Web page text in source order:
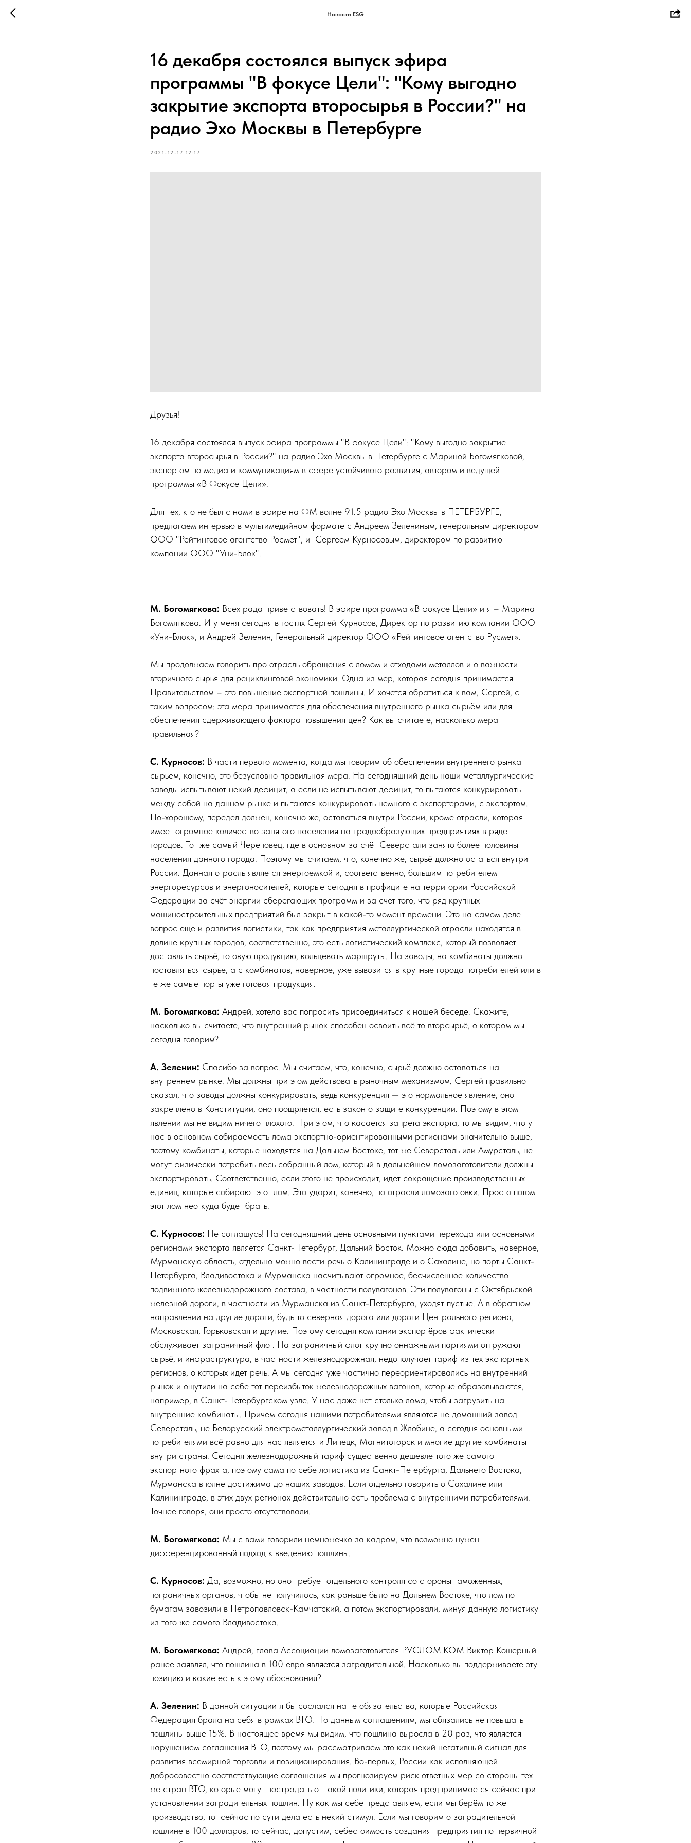
Новости ESG
16 декабря состоялся выпуск эфира
программы "В фокусе Цели": "Кому выгодно
закрытие экспорта второсырья в России?" на
радио Эхо Москвы в Петербурге
2021-12-17 12:17
Друзья!
16 декабря состоялся выпуск эфира программы "В фокусе Цели": "Кому выгодно закрытие
экспорта второсырья в России?" на радио Эхо Москвы в Петербурге с Мариной Богомягковой,
экспертом по медиа и коммуникациям в сфере устойчивого развития, автором и ведущей
программы «В Фокусе Цели».
Для тех, кто не был с нами в эфире на ФМ волне 91.5 радио Эхо Москвы в ПЕТЕРБУРГЕ,
предлагаем интервью в мультимедийном формате с Андреем Зелениным, генеральным директором
ООО "Рейтинговое агентство Росмет", и Сергеем Курносовым, директором по развитию
компании ООО "Уни-Блок".
М. Богомягкова: Всех рада приветствовать! В эфире программа «В фокусе Цели» и я – Марина
Богомягкова. И у меня сегодня в гостях Сергей Курносов, Директор по развитию компании ООО
«Уни-Блок», и Андрей Зеленин, Генеральный директор ООО «Рейтинговое агентство Русмет».
Мы продолжаем говорить про отрасль обращения с ломом и отходами металлов и о важности
вторичного сырья для рециклинговой экономики. Одна из мер, которая сегодня принимается
Правительством – это повышение экспортной пошлины. И хочется обратиться к вам, Сергей, с
таким вопросом: эта мера принимается для обеспечения внутреннего рынка сырьём или для
обеспечения сдерживающего фактора повышения цен? Как вы считаете, насколько мера
правильная?
С. Курносов: В части первого момента, когда мы говорим об обеспечении внутреннего рынка
сырьем, конечно, это безусловно правильная мера. На сегодняшний день наши металлургические
заводы испытывают некий дефицит, а если не испытывают дефицит, то пытаются конкурировать
между собой на данном рынке и пытаются конкурировать немного с экспортерами, с экспортом.
По-хорошему, передел должен, конечно же, оставаться внутри России, кроме отрасли, которая
имеет огромное количество занятого населения на градообразующих предприятиях в ряде
городов. Тот же самый Череповец, где в основном за счёт Северстали занято более половины
населения данного города. Поэтому мы считаем, что, конечно же, сырьё должно остаться внутри
России. Данная отрасль является энергоемкой и, соответственно, большим потребителем
энергоресурсов и энергоносителей, которые сегодня в профиците на территории Российской
Федерации за счёт энергии сберегающих программ и за счёт того, что ряд крупных
машиностроительных предприятий был закрыт в какой-то момент времени. Это на самом деле
вопрос ещё и развития логистики, так как предприятия металлургической отрасли находятся в
долине крупных городов, соответственно, это есть логистический комплекс, который позволяет
доставлять сырьё, готовую продукцию, кольцевать маршруты. На заводы, на комбинаты должно
поставляться сырье, а с комбинатов, наверное, уже вывозится в крупные города потребителей или в
те же самые порты уже готовая продукция.
М. Богомягкова: Андрей, хотела вас попросить присоединиться к нашей беседе. Скажите,
насколько вы считаете, что внутренний рынок способен освоить всё то вторсырьё, о котором мы
сегодня говорим?
А. Зеленин: Спасибо за вопрос. Мы считаем, что, конечно, сырьё должно оставаться на
внутреннем рынке. Мы должны при этом действовать рыночным механизмом. Сергей правильно
сказал, что заводы должны конкурировать, ведь конкуренция — это нормальное явление, оно
закреплено в Конституции, оно поощряется, есть закон о защите конкуренции. Поэтому в этом
явлении мы не видим ничего плохого. При этом, что касается запрета экспорта, то мы видим, что у
нас в основном собираемость лома экспортно-ориентированными регионами значительно выше,
поэтому комбинаты, которые находятся на Дальнем Востоке, тот же Северсталь или Амурсталь, не
могут физически потребить весь собранный лом, который в дальнейшем ломозаготовители должны
экспортировать. Соответственно, если этого не происходит, идёт сокращение производственных
единиц, которые собирают этот лом. Это ударит, конечно, по отрасли ломозаготовки. Просто потом
этот лом неоткуда будет брать.
С. Курносов: Не соглашусь! На сегодняшний день основными пунктами перехода или основными
регионами экспорта является Санкт-Петербург, Дальний Восток. Можно сюда добавить, наверное,
Мурманскую область, отдельно можно вести речь о Калининграде и о Сахалине, но порты Санкт-
Петербурга, Владивостока и Мурманска насчитывают огромное, бесчисленное количество
подвижного железнодорожного состава, в частности полувагонов. Эти полувагоны с Октябрьской
железной дороги, в частности из Мурманска из Санкт-Петербурга, уходят пустые. А в обратном
направлении на другие дороги, будь то северная дорога или дороги Центрального региона,
Московская, Горьковская и другие. Поэтому сегодня компании экспортёров фактически
обслуживает заграничный флот. На заграничный флот крупнотоннажными партиями отгружают
сырьё, и инфраструктура, в частности железнодорожная, недополучает тариф из тех экспортных
регионов, о которых идёт речь. А мы сегодня уже частично переориентировались на внутренний
рынок и ощутили на себе тот переизбыток железнодорожных вагонов, которые образовываются,
например, в Санкт-Петербургском узле. У нас даже нет столько лома, чтобы загрузить на
внутренние комбинаты. Причём сегодня нашими потребителями являются не домашний завод
Северсталь, не Белорусский электрометаллургический завод в Жлобине, а сегодня основными
потребителями всё равно для нас является и Липецк, Магнитогорск и многие другие комбинаты
внутри страны. Сегодня железнодорожный тариф существенно дешевле того же самого
экспортного фрахта, поэтому сама по себе логистика из Санкт-Петербурга, Дальнего Востока,
Мурманска вполне достижима до наших заводов. Если отдельно говорить о Сахалине или
Калининграде, в этих двух регионах действительно есть проблема с внутренними потребителями.
Точнее говоря, они просто отсутствовали.
М. Богомягкова: Мы с вами говорили немножечко за кадром, что возможно нужен
дифференцированный подход к введению пошлины.
С. Курносов: Да, возможно, но оно требует отдельного контроля со стороны таможенных,
пограничных органов, чтобы не получилось, как раньше было на Дальнем Востоке, что лом по
бумагам завозили в Петропавловск-Камчатский, а потом экспортировали, минуя данную логистику
из того же самого Владивостока.
М. Богомягкова: Андрей, глава Ассоциации ломозаготовителя РУСЛОМ.КОМ Виктор Кошерный
ранее заявлял, что пошлина в 100 евро является заградительной. Насколько вы поддерживаете эту
позицию и какие есть к этому обоснования?
А. Зеленин: В данной ситуации я бы сослался на те обязательства, которые Российская
Федерация брала на себя в рамках ВТО. По данным соглашениям, мы обязались не повышать
пошлины выше 15%. В настоящее время мы видим, что пошлина выросла в 20 раз, что является
нарушением соглашения ВТО, поэтому мы рассматриваем это как некий негативный сигнал для
развития всемирной торговли и позиционирования. Во-первых, России как исполняющей
добросовестно соответствующие соглашения мы прогнозируем риск ответных мер со стороны тех
же стран ВТО, которые могут пострадать от такой политики, которая предпринимается сейчас при
установлении заградительных пошлин. Ну как мы себе представляем, если мы берём то же
производство, то сейчас по сути дела есть некий стимул. Если мы говорим о заградительной
пошлине в 100 долларов, то сейчас, допустим, себестоимость создания предприятия по первичной